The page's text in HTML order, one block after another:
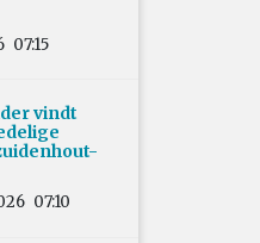
07:15
vindt
07:10